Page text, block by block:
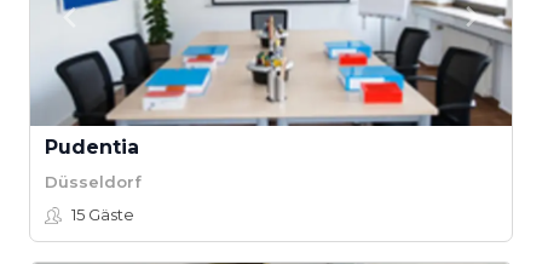
Pudentia
Düsseldorf
15 Gäste